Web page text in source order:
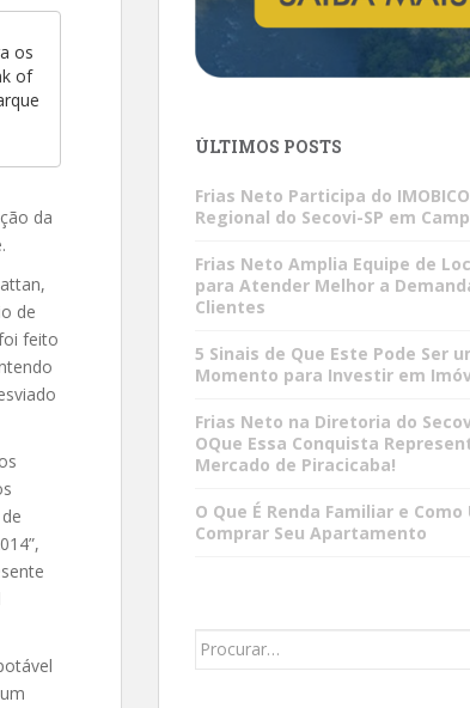
os
of
da
de
feito
ÚLTIMOS POSTS
Frias Neto Participa do
Regional do Secovi-SP em
Frias Neto Amplia Equipe de
para Atender Melhor a
Clientes
5 Sinais de Que Este Pode Ser
Momento para Investir em
Frias Neto na Diretoria do
OQue Essa Conquista
Mercado de Piracicaba!
O Que É Renda Familiar e Como
Comprar Seu Apartamento
Search